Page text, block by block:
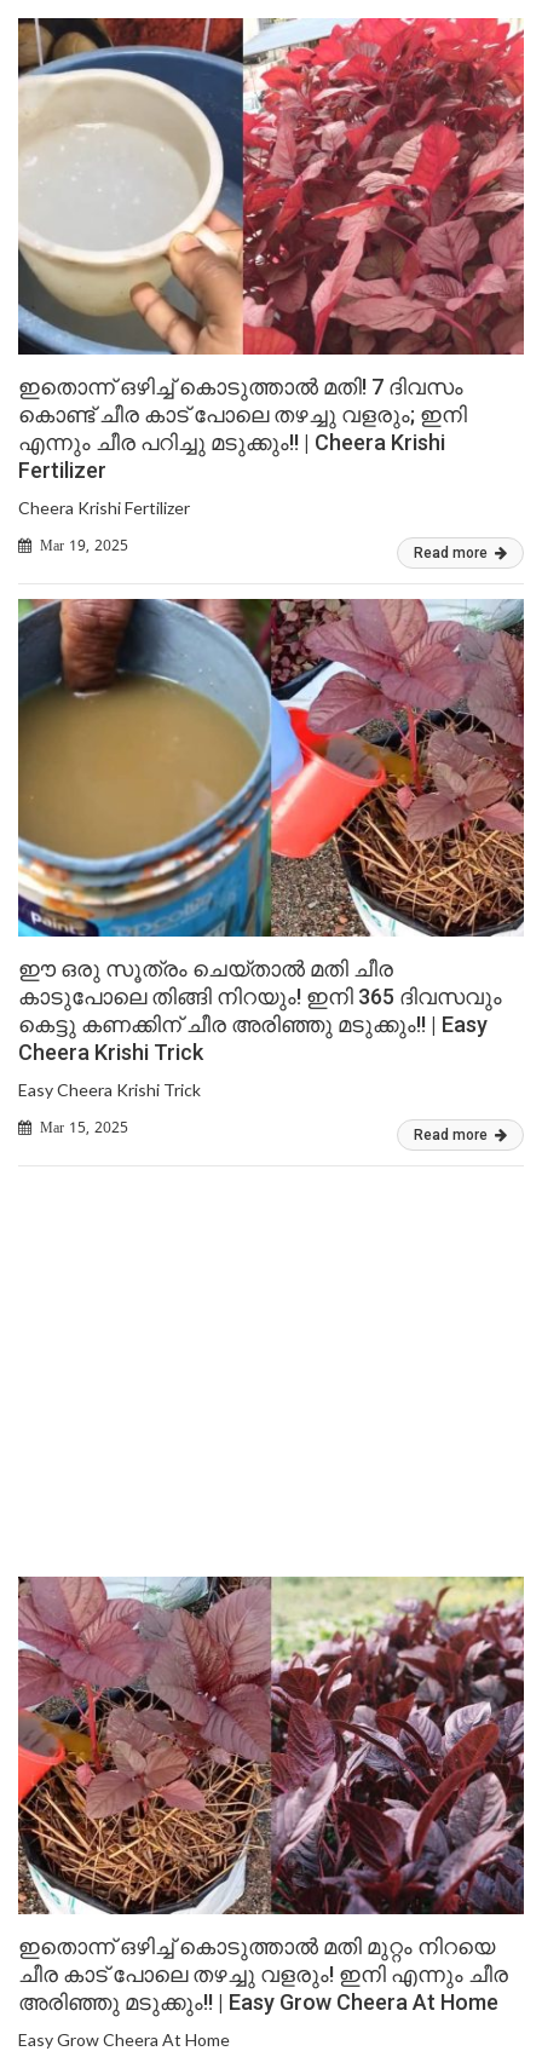
ഇതൊന്ന് ഒഴിച്ച് കൊടുത്താൽ മതി! 7 ദിവസം
കൊണ്ട് ചീര കാട് പോലെ തഴച്ചു വളരും; ഇനി
എന്നും ചീര പറിച്ചു മടുക്കും!! | Cheera Krishi
Fertilizer
Cheera Krishi Fertilizer
Mar 19, 2025 Read more
ഈ ഒരു സൂത്രം ചെയ്താൽ മതി ചീര
കാടുപോലെ തിങ്ങി നിറയും! ഇനി 365 ദിവസവും
കെട്ടു കണക്കിന് ചീര അരിഞ്ഞു മടുക്കും!! | Easy
Cheera Krishi Trick
Easy Cheera Krishi Trick
Mar 15, 2025 Read more
ഇതൊന്ന് ഒഴിച്ച് കൊടുത്താൽ മതി മുറ്റം നിറയെ
ചീര കാട് പോലെ തഴച്ചു വളരും! ഇനി എന്നും ചീര
അരിഞ്ഞു മടുക്കും!! | Easy Grow Cheera At Home
Easy Grow Cheera At Home